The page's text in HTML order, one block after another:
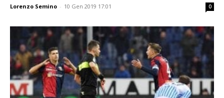
Lorenzo Semino - 10 Gen 2019 17:01 0